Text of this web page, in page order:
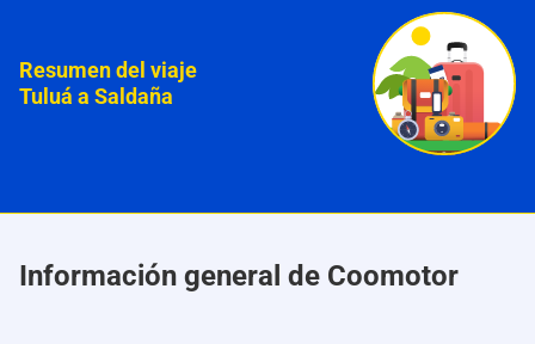
Resumen del viaje
Tuluá a Saldaña
Información general de Coomotor